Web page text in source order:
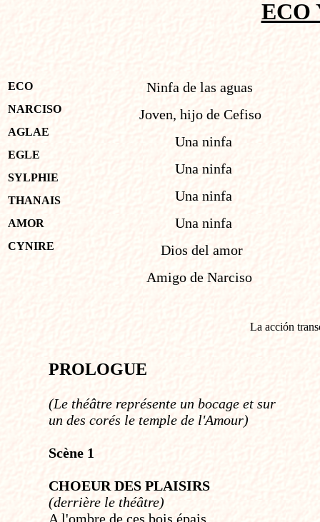
ECO
ECO
NARCISO
AGLAE
EGLE
SYLPHIE
THANAIS
AMOR
CYNIRE
Ninfa de las aguas
Joven, hijo de Cefiso
Una ninfa
Una ninfa
Una ninfa
Una ninfa
Dios del amor
Amigo de Narciso
La acción
PROLOGUE
(Le théâtre représente un bocage et sur
un des corés le temple de l'Amour)
Scène 1
CHOEUR DES PLAISIRS
(derrière le théâtre)
A l'ombre de ces bois épais,